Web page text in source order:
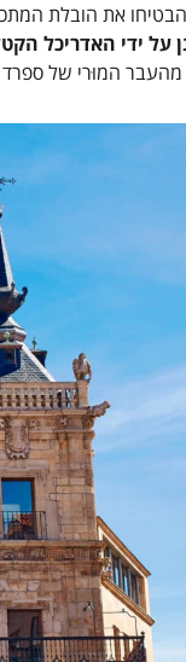
את הובלת
על ידי האדריכל
המוּרי של ספרד